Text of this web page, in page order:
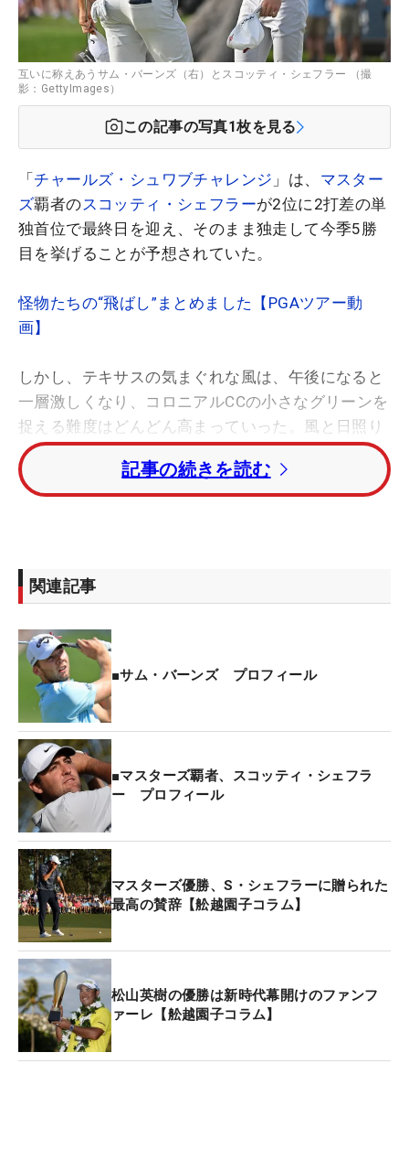
互いに称えあうサム・バーンズ（右）とスコッティ・シェフラー （撮
影：GettyImages）
この記事の写真1枚を見る
「チャールズ・シュワブチャレンジ 」は、 マスター
ズ覇者のスコッティ・シェフラーが2位に2打差の単
独首位で最終日を迎え、そのまま独走して今季5勝
目を挙げることが予想されていた。
怪物たちの“飛ばし”まとめました【PGAツアー動
画】
しかし、テキサスの気まぐれな風は、午後になると
一層激しくなり、コロニアルCCの小さなグリーンを
捉える難度はどんどん高まっていった。風と日照り
でグリーンは時間を追うごとに硬く速くなり、パッ
ティングの難度も想像以上に高まっていった。
ボギーを喫する苦戦の末に、トータル9アンダーで
ホールアウトした。一方で、シェフラーから7打も
が穏やかなうちにスタートし、スコアを5つ伸ばす
快進撃を披露。サンデー・アフタヌーンは一時は首
位に4人が並ぶ混戦状態になったが、終わってみれ
ば、バーンズとシェフラーがトータル9アンダーで
首位に並び、サドンデス・プレーオフに突入した。
バーンズとシェフラーは、どちらも25歳。今年の
スターズ
では、2人は1軒の家をシェアして滞在して
いたほどの親友だ。シェフラーのメジャー初優勝
を、あのときバーンズは心から讃えていた。
そんな2人が、1対1でプレーオフを戦うことになっ
た展開は、傍から見れば、運命のいたずら。しか
し、幼いころから何度もジュニアの大会で顔を合わ
せていた2人にとっては、懐かしい時代の再現のよ
うな感覚だったのだろう。
記事の続きを読む
関連記事
■サム・バーンズ プロフィール
■マスターズ覇者、スコッティ・シェフラ
ー プロフィール
マスターズ優勝、S・シェフラーに贈られた
最高の賛辞【舩越園子コラム】
松山英樹の優勝は新時代幕開けのファンフ
ァーレ【舩越園子コラム】